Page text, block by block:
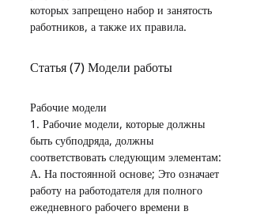
которых запрещено набор и занятость
работников, а также их правила.
Статья (7) Модели работы
Рабочие модели
1. Рабочие модели, которые должны
быть субподряда, должны
соответствовать следующим элементам:
А. На постоянной основе; Это означает
работу на работодателя для полного
ежедневного рабочего времени в